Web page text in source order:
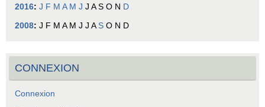
2016: J F M A M J J A S O N D
2008: J F M A M J J A S O N D
CONNEXION
Connexion